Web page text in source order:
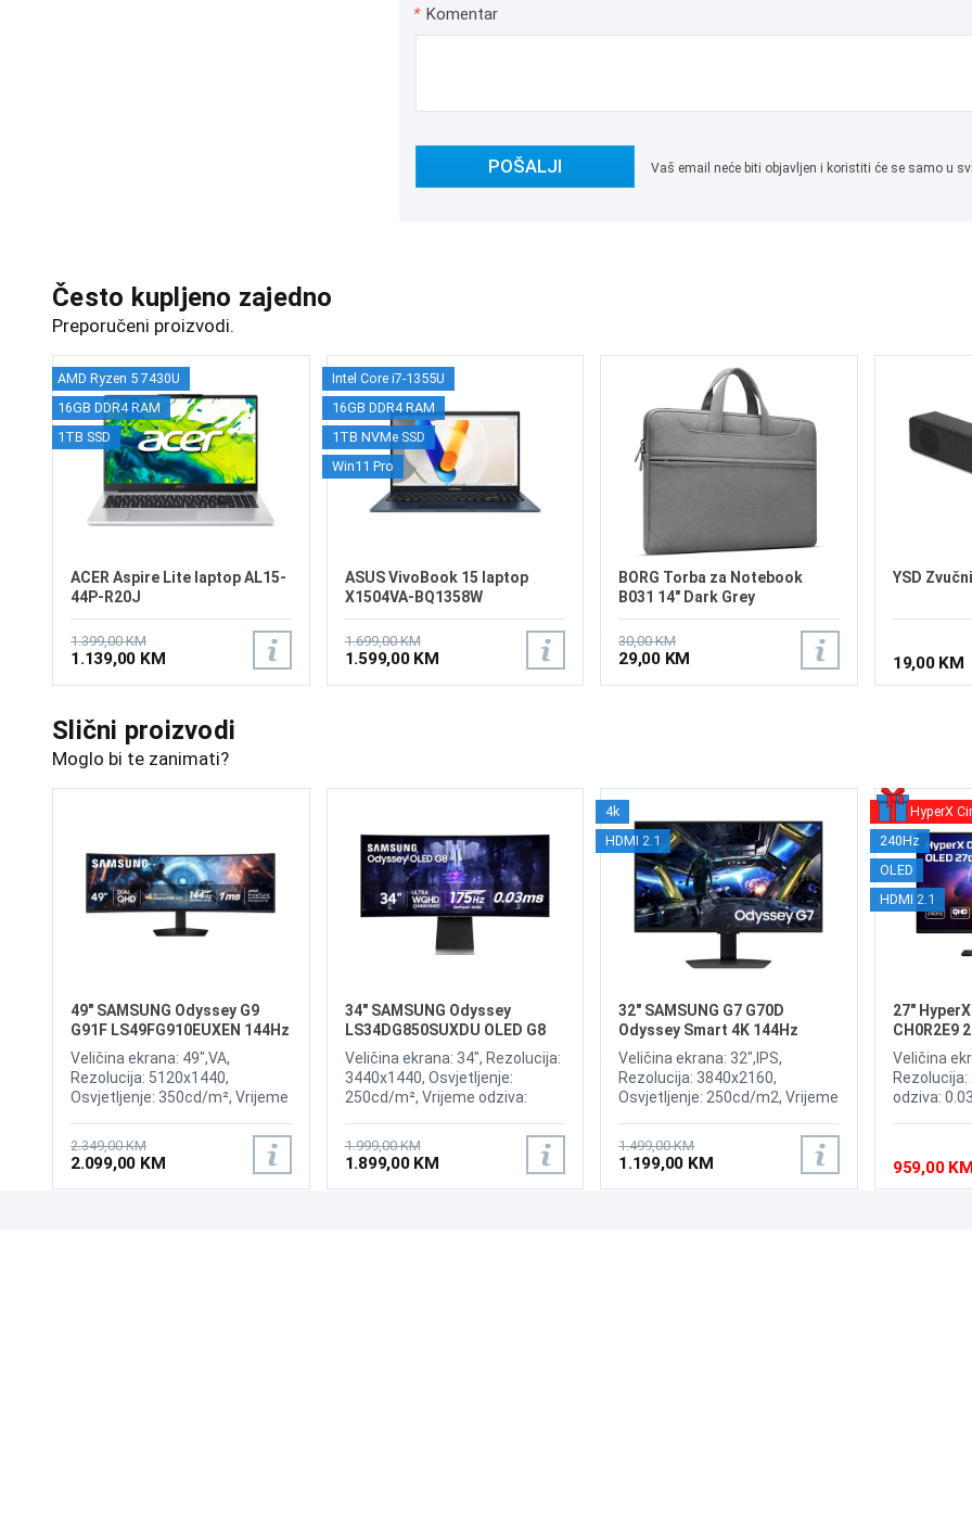
* Komentar
POŠALJI Vaš email neće biti objavljen i koristiti će se samo u
Često kupljeno zajedno
Preporučeni proizvodi.
AMD Ryzen 5 7430U
16GB DDR4 RAM
1TB SSD
ACER Aspire Lite laptop AL15-
44P-R20J
1.399,00 KM
1.139,00 KM
Intel Core i7-1355U
16GB DDR4 RAM
1TB NVMe SSD
Win11 Pro
ASUS VivoBook 15 laptop
X1504VA-BQ1358W
1.699,00 KM
1.599,00 KM
BORG Torba za Notebook
B031 14" Dark Grey
30,00 KM
29,00 KM
YSD
19,00 KM
Slični proizvodi
Moglo bi te zanimati?
49" SAMSUNG Odyssey G9
G91F LS49FG910EUXEN 144Hz
Gaming Curved Display
Veličina ekrana: 49",VA,
Rezolucija: 5120x1440,
Osvjetljenje: 350cd/m², Vrijeme
AMD FreeSync Premium Pro,
Priključci: 2xHDMI 2.1,
DisplayPort, 2xUSB 3.2, USB-B
2.349,00 KM
2.099,00 KM
34" SAMSUNG Odyssey
LS34DG850SUXDU OLED G8
175Hz Gaming Curved Display
Veličina ekrana: 34", Rezolucija:
3440x1440, Osvjetljenje:
250cd/m², Vrijeme odziva:
Wireless LAN, Bluetooth ,
Priključci: 2xHDMI, DisplayPort,
2xUSB 3.0, Zvučnici:Adaptive
1.999,00 KM
1.899,00 KM
4k
HDMI 2.1
32" SAMSUNG G7 G70D
Odyssey Smart 4K 144Hz
Display
Veličina ekrana: 32",IPS,
Rezolucija: 3840x2160,
Osvjetljenje: 250cd/m2, Vrijeme
Premium, Windows 11
compatible,OS: Tizen, Wireless,
Bluetooth, Priključci: 2xHDMI
1.499,00 KM
1.199,00 KM
HyperX
240Hz
OLED
HDMI 2.1
27" HyperX
CH0R2E9
Display
Veličina
odziva:
Sync,
OLED
2xHDMI
959,00 KM